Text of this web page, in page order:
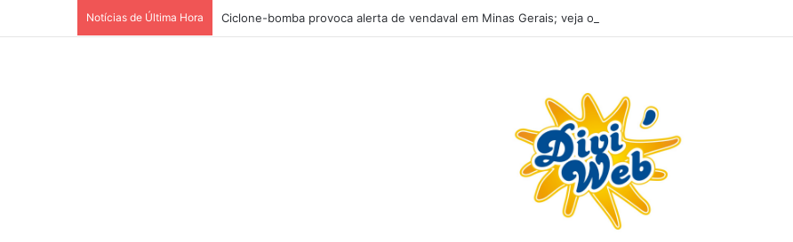
Notícias de Última Hora Ciclone-bomba provoca alerta de vendaval em Minas Gerais; veja os impactos previstos para Divinópolis